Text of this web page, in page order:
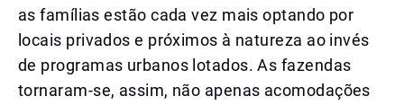
as famílias estão cada vez mais optando por
locais privados e próximos à natureza ao invés
de programas urbanos lotados. As fazendas
tornaram-se, assim, não apenas acomodações